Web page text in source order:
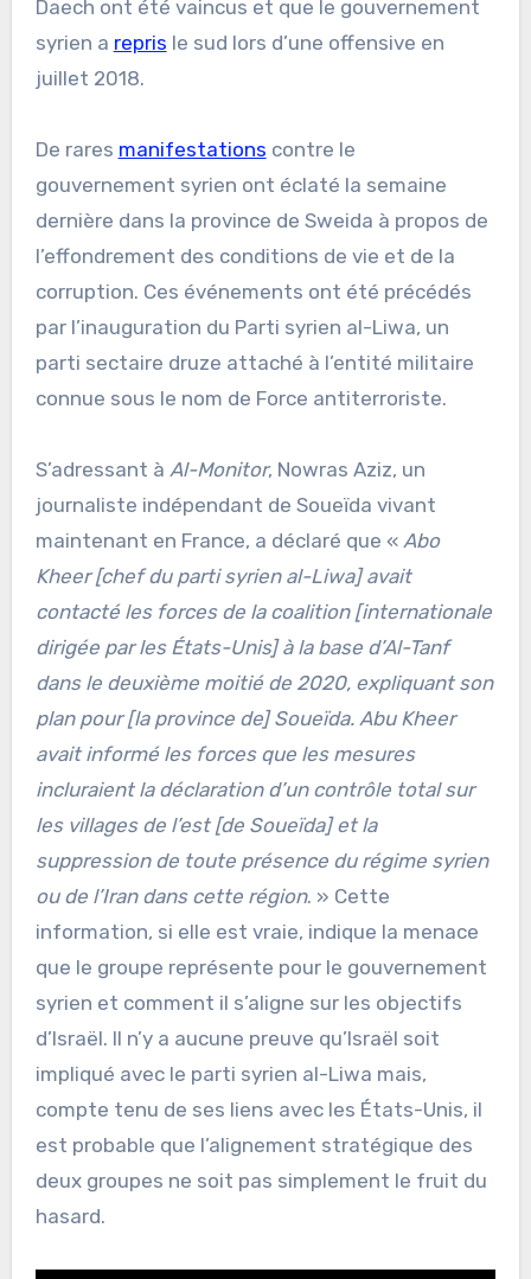
Daech ont été vaincus et que le gouvernement
syrien a repris le sud lors d’une offensive en
juillet 2018.
De rares manifestations contre le
gouvernement syrien ont éclaté la semaine
dernière dans la province de Sweida à propos de
l’effondrement des conditions de vie et de la
corruption. Ces événements ont été précédés
par l’inauguration du Parti syrien al-Liwa, un
parti sectaire druze attaché à l’entité militaire
connue sous le nom de Force antiterroriste.
S’adressant à Al-Monitor, Nowras Aziz, un
journaliste indépendant de Soueïda vivant
maintenant en France, a déclaré que « Abo
Kheer [chef du parti syrien al-Liwa] avait
contacté les forces de la coalition [internationale
dirigée par les États-Unis] à la base d’Al-Tanf
dans le deuxième moitié de 2020, expliquant son
plan pour [la province de] Soueïda. Abu Kheer
avait informé les forces que les mesures
incluraient la déclaration d’un contrôle total sur
les villages de l’est [de Soueïda] et la
suppression de toute présence du régime syrien
ou de l’Iran dans cette région. » Cette
information, si elle est vraie, indique la menace
que le groupe représente pour le gouvernement
syrien et comment il s’aligne sur les objectifs
d’Israël. Il n’y a aucune preuve qu’Israël soit
impliqué avec le parti syrien al-Liwa mais,
compte tenu de ses liens avec les États-Unis, il
est probable que l’alignement stratégique des
deux groupes ne soit pas simplement le fruit du
hasard.